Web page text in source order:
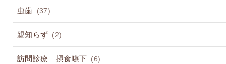
虫歯 (37)
親知らず (2)
訪問診療 摂食嚥下 (6)